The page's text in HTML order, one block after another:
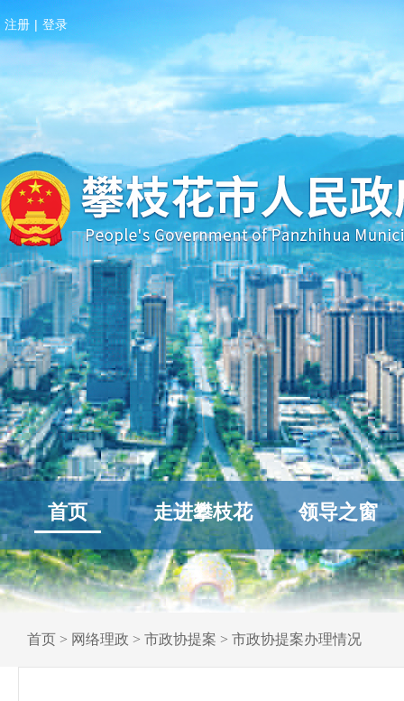
注册 | 登录
首页 走进攀枝花 领导之窗
首页 > 网络理政 > 市政协提案 > 市政协提案办理情况